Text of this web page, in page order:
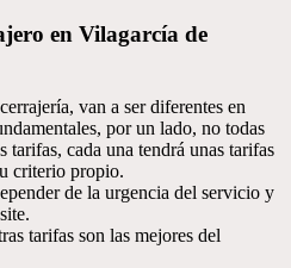
en Vilagarcía de
van a ser diferentes en
por un lado, no todas
tarifas, cada una tendrá unas tarifas
criterio propio.
de la urgencia del servicio y
tarifas son las mejores del